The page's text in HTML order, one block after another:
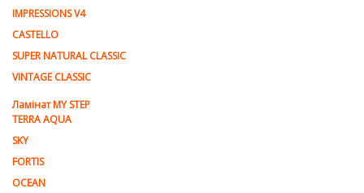
IMPRESSIONS V4
CASTELLO
SUPER NATURAL CLASSIC
VINTAGE CLASSIC
Ламінат MY STEP
TERRA AQUA
SKY
FORTIS
OCEAN